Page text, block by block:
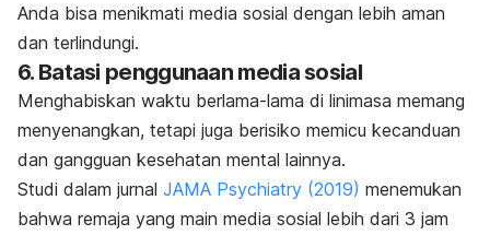
Anda bisa menikmati media sosial dengan lebih aman
dan terlindungi.
6. Batasi penggunaan media sosial
Menghabiskan waktu berlama-lama di linimasa memang
menyenangkan, tetapi juga berisiko memicu kecanduan
dan gangguan kesehatan mental lainnya.
Studi dalam jurnal JAMA Psychiatry (2019) menemukan
bahwa remaja yang main media sosial lebih dari 3 jam